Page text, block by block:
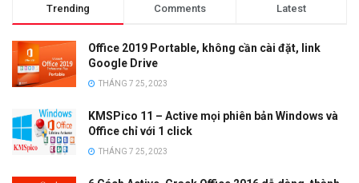
Trending Comments Latest
Office 2019 Portable, không cần cài đặt, link
Google Drive
THÁNG 7 25, 2023
KMSPico 11 – Active mọi phiên bản Windows và
Office chỉ với 1 click
THÁNG 7 25, 2023